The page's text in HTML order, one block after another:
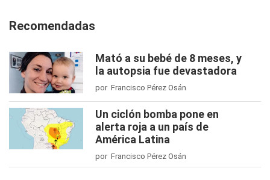
Recomendadas
Mató a su bebé de 8 meses, y
la autopsia fue devastadora
por Francisco Pérez Osán
Un ciclón bomba pone en
alerta roja a un país de
América Latina
por Francisco Pérez Osán